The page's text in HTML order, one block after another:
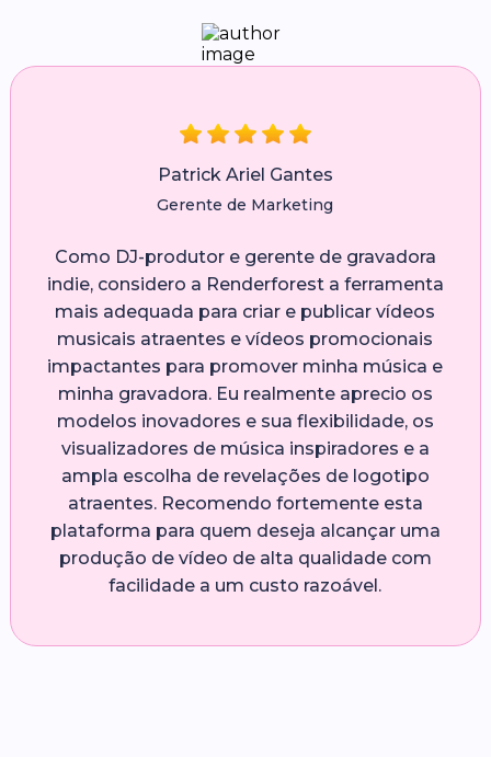
Patrick Ariel Gantes
Gerente de Marketing
Como DJ-produtor e gerente de gravadora
indie, considero a Renderforest a ferramenta
mais adequada para criar e publicar vídeos
musicais atraentes e vídeos promocionais
impactantes para promover minha música e
minha gravadora. Eu realmente aprecio os
modelos inovadores e sua flexibilidade, os
visualizadores de música inspiradores e a
ampla escolha de revelações de logotipo
atraentes. Recomendo fortemente esta
plataforma para quem deseja alcançar uma
produção de vídeo de alta qualidade com
facilidade a um custo razoável.